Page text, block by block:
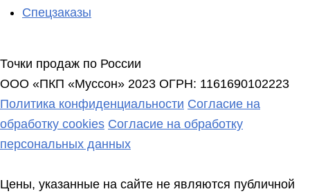
Спецзаказы
Точки продаж по России
ООО «ПКП «Муссон» 2023 ОГРН: 1161690102223
Политика конфиденциальности Согласие на
обработку cookies Согласие на обработку
персональных данных
Цены, указанные на сайте не являются публичной